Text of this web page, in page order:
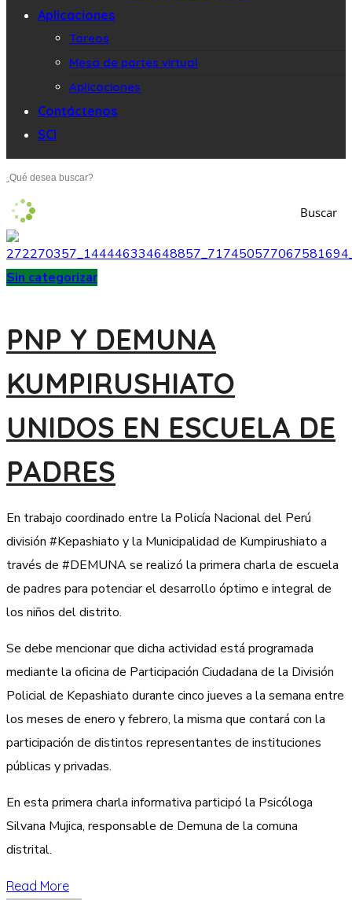
Aplicaciones
Tareos
Mesa de partes virtual
Aplicaciones
Contáctenos
SCI
Buscar
Sin categorizar
PNP Y DEMUNA
KUMPIRUSHIATO
UNIDOS EN ESCUELA DE
PADRES
En trabajo coordinado entre la Policía Nacional del Perú
división #Kepashiato y la Municipalidad de Kumpirushiato a
través de #DEMUNA se realizó la primera charla de escuela
de padres para potenciar el desarrollo óptimo e integral de
los niños del distrito.
Se debe mencionar que dicha actividad está programada
mediante la oficina de Participación Ciudadana de la División
Policial de Kepashiato durante cinco jueves a la semana entre
los meses de enero y febrero, la misma que contará con la
participación de distintos representantes de instituciones
públicas y privadas.
En esta primera charla informativa participó la Psicóloga
Silvana Mujica, responsable de Demuna de la comuna
distrital.
Read More